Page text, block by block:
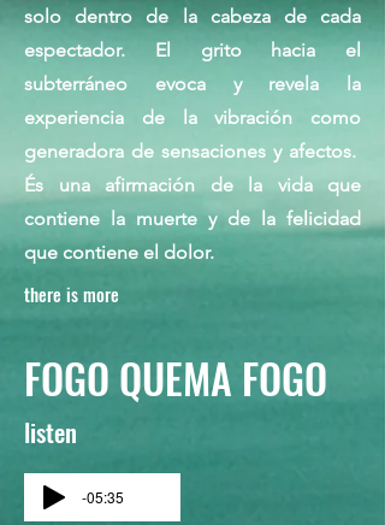
solo dentro de la cabeza de cada
espectador. El grito hacia el
subterráneo evoca y revela la
experiencia de la vibración como
generadora de sensaciones y afectos.
És una afirmación de la vida que
contiene la muerte y de la felicidad
que contiene el dolor.
there is more
FOGO QUEMA FOGO
listen
-05:35